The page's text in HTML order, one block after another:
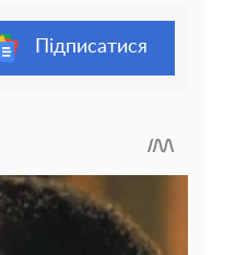
Підписатися